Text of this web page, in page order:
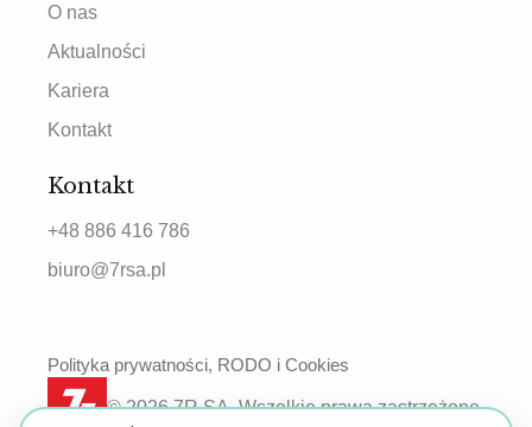
O nas
Aktualności
Kariera
Kontakt
Kontakt
+48 886 416 786
biuro@7rsa.pl
© 2026 7R SA. Wszelkie prawa zastrzeżone.
Polityka prywatności, RODO i Cookies